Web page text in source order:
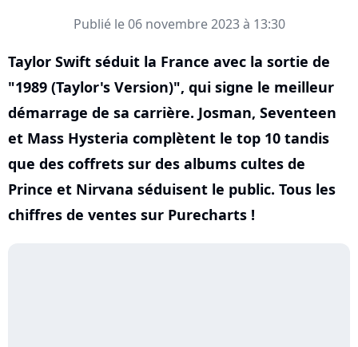
Publié le 06 novembre 2023 à 13:30
Taylor Swift séduit la France avec la sortie de
"1989 (Taylor's Version)", qui signe le meilleur
démarrage de sa carrière. Josman, Seventeen
et Mass Hysteria complètent le top 10 tandis
que des coffrets sur des albums cultes de
Prince et Nirvana séduisent le public. Tous les
chiffres de ventes sur Purecharts !